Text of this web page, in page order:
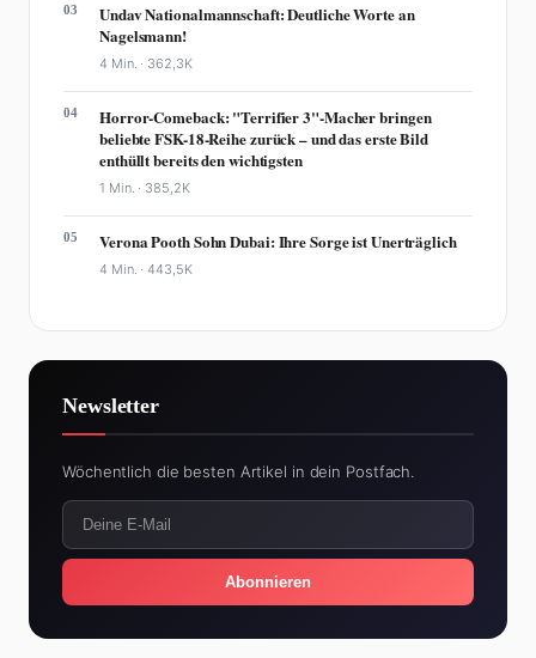
03
Undav Nationalmannschaft: Deutliche Worte an
Nagelsmann!
4 Min. · 362,3K
04
Horror-Comeback: "Terrifier 3"-Macher bringen
beliebte FSK-18-Reihe zurück – und das erste Bild
enthüllt bereits den wichtigsten
1 Min. · 385,2K
05 Verona Pooth Sohn Dubai: Ihre Sorge ist Unerträglich
4 Min. ·443,5K
Newsletter
Wöchentlich die besten Artikel in dein Postfach.
Abonnieren